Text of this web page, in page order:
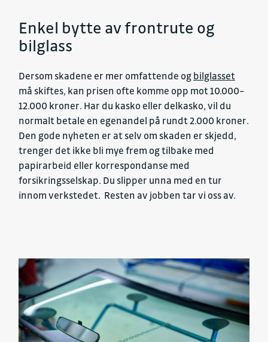
Enkel bytte av frontrute og
bilglass
Dersom skadene er mer omfattende og bilglasset
må skiftes, kan prisen ofte komme opp mot 10.000–
12.000 kroner. Har du kasko eller delkasko, vil du
normalt betale en egenandel på rundt 2.000 kroner.
Den gode nyheten er at selv om skaden er skjedd,
trenger det ikke bli mye frem og tilbake med
papirarbeid eller korrespondanse med
forsikringsselskap. Du slipper unna med en tur
innom verkstedet. Resten av jobben tar vi oss av.